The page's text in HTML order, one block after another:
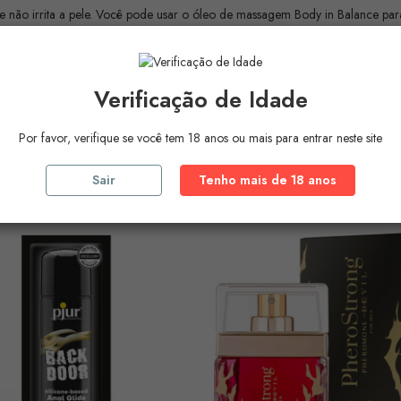
irrita a pele. Você pode usar o óleo de massagem Body in Balance
Produtos NaMesma
Verificação de Idade
Por favor, verifique se você tem 18 anos ou mais para entrar neste site
Sair Tenho mais de 18 anos